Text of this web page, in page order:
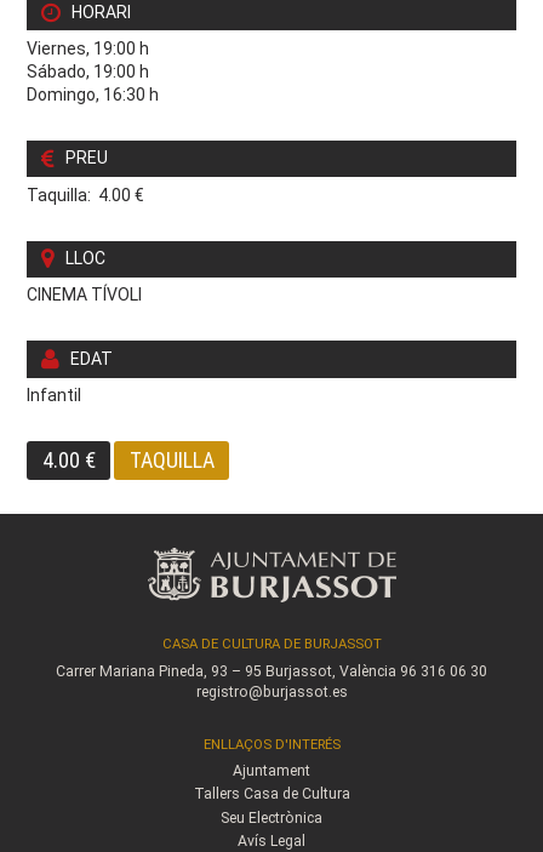
HORARI
Viernes, 19:00 h
Sábado, 19:00 h
Domingo, 16:30 h
PREU
Taquilla: 4.00 €
LLOC
CINEMA TÍVOLI
EDAT
Infantil
4.00 € TAQUILLA
CASA DE CULTURA DE BURJASSOT
Carrer Mariana Pineda, 93 – 95 Burjassot, València 96 316 06 30
registro@burjassot.es
ENLLAÇOS D'INTERÉS
Ajuntament
Tallers Casa de Cultura
Seu Electrònica
Avís Legal